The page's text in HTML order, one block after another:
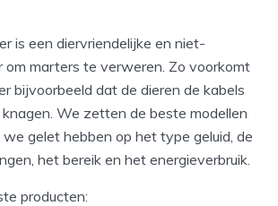
is een diervriendelijke en niet-
om marters te verweren. Zo voorkomt
bijvoorbeeld dat de dieren de kabels
We zetten de beste modellen
gelet hebben op het type geluid, de
het bereik en het energieverbruik.
producten: